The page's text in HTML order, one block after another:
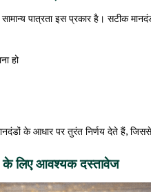
पात्रता इस प्रकार है। सटीक
हो
के आधार पर तुरंत निर्णय देते हैं, जिससे
लिए आवश्यक दस्तावेज